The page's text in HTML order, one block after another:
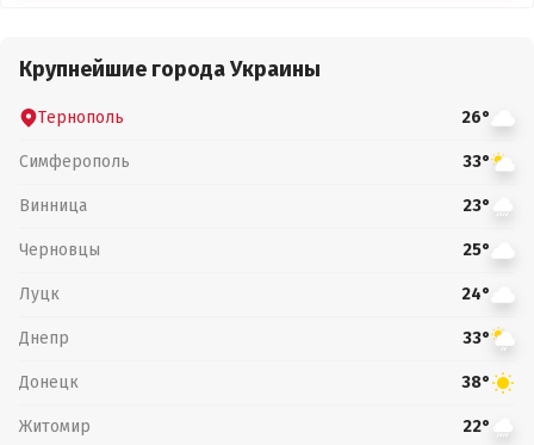
Крупнейшие города Украины
Тернополь 26°
Симферополь 33°
Винница 23°
Черновцы 25°
Луцк 24°
Днепр 33°
Донецк 38°
Житомир 22°